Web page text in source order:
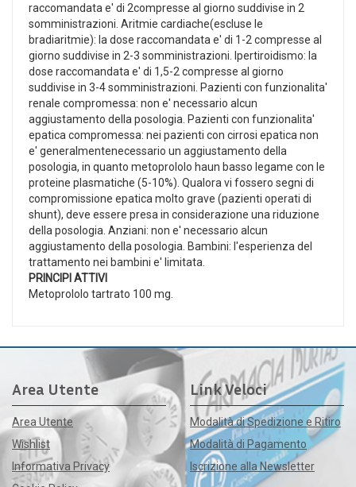
raccomandata e' di 2compresse al giorno suddivise in 2
somministrazioni. Aritmie cardiache(escluse le
bradiaritmie): la dose raccomandata e' di 1-2 compresse al
giorno suddivise in 2-3 somministrazioni. Ipertiroidismo: la
dose raccomandata e' di 1,5-2 compresse al giorno
suddivise in 3-4 somministrazioni. Pazienti con funzionalita'
renale compromessa: non e' necessario alcun
aggiustamento della posologia. Pazienti con funzionalita'
epatica compromessa: nei pazienti con cirrosi epatica non
e' generalmentenecessario un aggiustamento della
posologia, in quanto metoprololo haun basso legame con le
proteine plasmatiche (5-10%). Qualora vi fossero segni di
compromissione epatica molto grave (pazienti operati di
shunt), deve essere presa in considerazione una riduzione
della posologia. Anziani: non e' necessario alcun
aggiustamento della posologia. Bambini: l'esperienza del
trattamento nei bambini e' limitata.
PRINCIPI ATTIVI
Metoprololo tartrato 100 mg.
Area Utente
Area Utente
Wishlist
Informativa Privacy
Link Veloci
Modalità di Spedizione e Ritiro
Modalità di Pagamento
Iscrizione alla Newsletter